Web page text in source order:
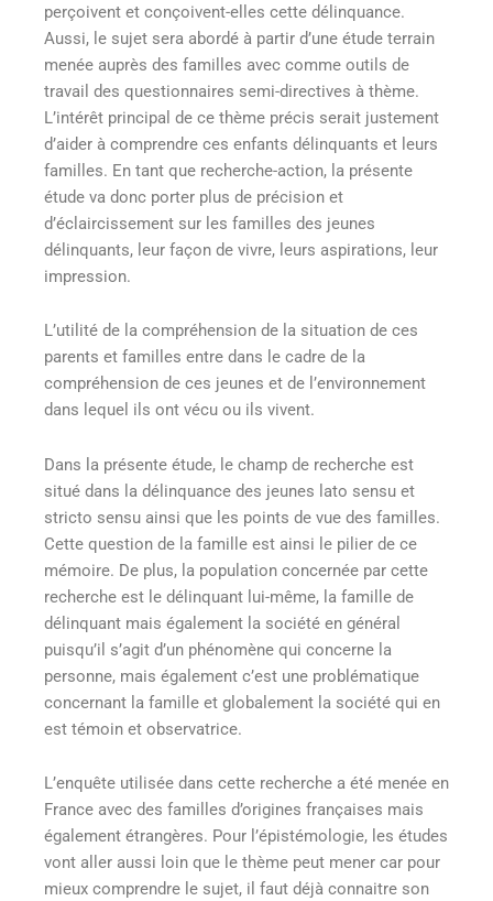
perçoivent et conçoivent-elles cette délinquance.
Aussi, le sujet sera abordé à partir d’une étude terrain
menée auprès des familles avec comme outils de
travail des questionnaires semi-directives à thème.
L’intérêt principal de ce thème précis serait justement
d’aider à comprendre ces enfants délinquants et leurs
familles. En tant que recherche-action, la présente
étude va donc porter plus de précision et
d’éclaircissement sur les familles des jeunes
délinquants, leur façon de vivre, leurs aspirations, leur
impression.
L’utilité de la compréhension de la situation de ces
parents et familles entre dans le cadre de la
compréhension de ces jeunes et de l’environnement
dans lequel ils ont vécu ou ils vivent.
Dans la présente étude, le champ de recherche est
situé dans la délinquance des jeunes lato sensu et
stricto sensu ainsi que les points de vue des familles.
Cette question de la famille est ainsi le pilier de ce
mémoire. De plus, la population concernée par cette
recherche est le délinquant lui-même, la famille de
délinquant mais également la société en général
puisqu’il s’agit d’un phénomène qui concerne la
personne, mais également c’est une problématique
concernant la famille et globalement la société qui en
est témoin et observatrice.
L’enquête utilisée dans cette recherche a été menée en
France avec des familles d’origines françaises mais
également étrangères. Pour l’épistémologie, les études
vont aller aussi loin que le thème peut mener car pour
mieux comprendre le sujet, il faut déjà connaitre son